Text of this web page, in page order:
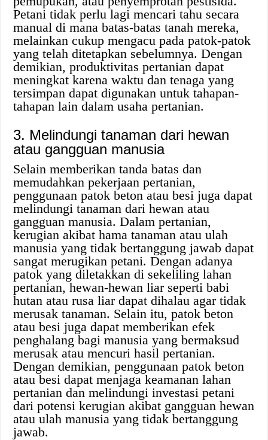
Petani tidak perlu lagi mencari tahu secara
manual di mana batas-batas tanah mereka,
melainkan cukup mengacu pada patok-patok
yang telah ditetapkan sebelumnya. Dengan
demikian, produktivitas pertanian dapat
meningkat karena waktu dan tenaga yang
tersimpan dapat digunakan untuk tahapan-
tahapan lain dalam usaha pertanian.
3. Melindungi tanaman dari hewan
atau gangguan manusia
Selain memberikan tanda batas dan
memudahkan pekerjaan pertanian,
penggunaan patok beton atau besi juga dapat
melindungi tanaman dari hewan atau
gangguan manusia. Dalam pertanian,
kerugian akibat hama tanaman atau ulah
manusia yang tidak bertanggung jawab dapat
sangat merugikan petani. Dengan adanya
patok yang diletakkan di sekeliling lahan
pertanian, hewan-hewan liar seperti babi
hutan atau rusa liar dapat dihalau agar tidak
merusak tanaman. Selain itu, patok beton
atau besi juga dapat memberikan efek
penghalang bagi manusia yang bermaksud
merusak atau mencuri hasil pertanian.
Dengan demikian, penggunaan patok beton
atau besi dapat menjaga keamanan lahan
pertanian dan melindungi investasi petani
dari potensi kerugian akibat gangguan hewan
atau ulah manusia yang tidak bertanggung
jawab.